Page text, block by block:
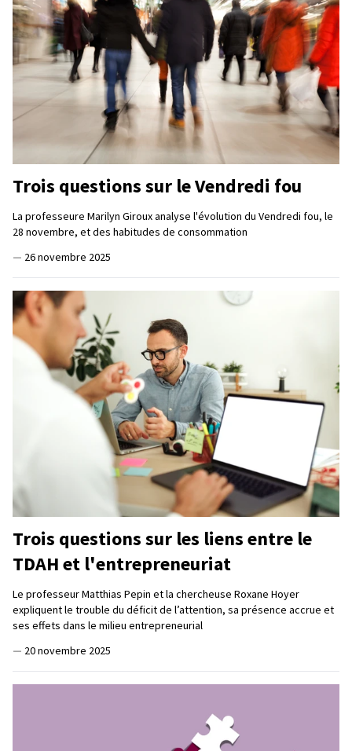
Trois questions sur le Vendredi fou
La professeure Marilyn Giroux analyse l'évolution du Vendredi fou, le
28 novembre, et des habitudes de consommation
— 26 novembre 2025
Trois questions sur les liens entre le
TDAH et l'entrepreneuriat
Le professeur Matthias Pepin et la chercheuse Roxane Hoyer
expliquent le trouble du déficit de l’attention, sa présence accrue et
ses effets dans le milieu entrepreneurial
— 20 novembre 2025